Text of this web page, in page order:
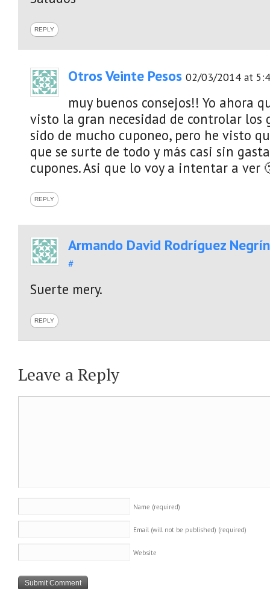
REPLY
Otros Veinte Pesos 02/03/2014 at
muy buenos consejos!! Yo ahora
visto la gran necesidad de controlar los
sido de mucho cuponeo, pero he visto
que se surte de todo y más casi sin
cupones. Asi que lo voy a intentar a ver
REPLY
Armando David Rodríguez Negrín
#
Suerte mery.
REPLY
Leave a Reply
Name (required)
Email (will not be published) (required)
Website